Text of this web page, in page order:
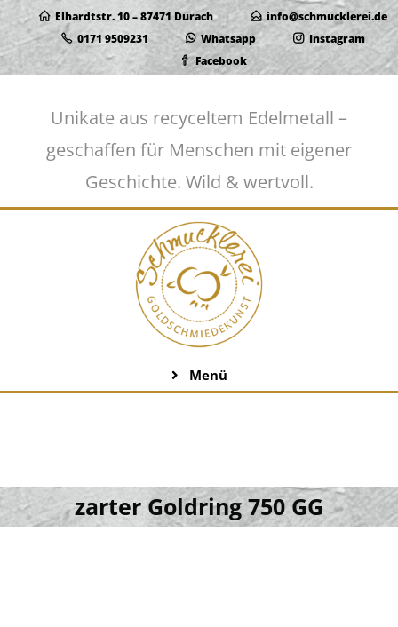
Elhardtstr. 10 – 87471 Durach
info@schmucklerei.de
0171 9509231
Whatsapp
Instagram
Facebook
Unikate aus recyceltem Edelmetall –
geschaffen für Menschen mit eigener
Geschichte. Wild & wertvoll.
Menü
zarter Goldring 750 GG